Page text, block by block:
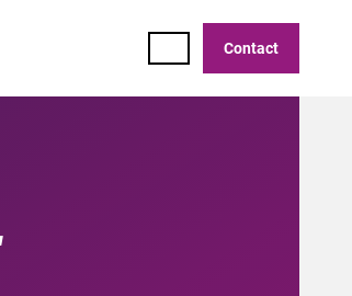
Contact